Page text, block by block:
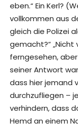
eben.“ Ein Kerl?
vollkommen aus
gleich die Polizei
gemacht?“ „Nicht
ferngesehen,
seiner Antwort
dass hier jemand
durchzufliegen –
verhindern, dass
Hemd an einem